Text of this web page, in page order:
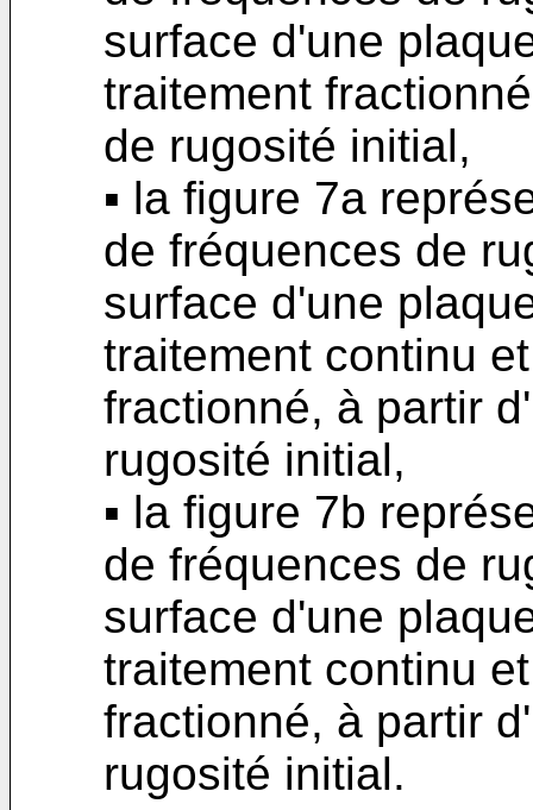
surface d'une
traitement
de rugosité initial,
▪ la figure 7a
de fréquences de
surface d'une
traitement continu
fractionné, à partir
rugosité initial,
▪ la figure 7b
de fréquences de
surface d'une
traitement continu
fractionné, à partir
rugosité initial.